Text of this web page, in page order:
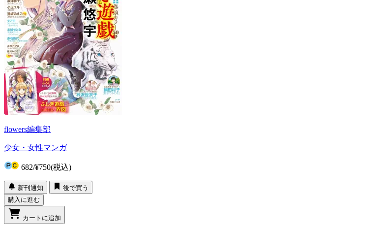
flowers編集部
少女・女性マンガ
682/¥750(税込)
新刊通知
後で買う
購入に進む
カートに追加